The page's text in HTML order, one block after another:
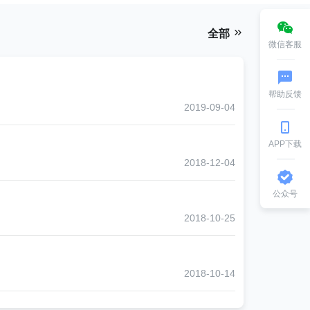
全部
2019-09-04
2018-12-04
2018-10-25
2018-10-14
微信客服
帮助反馈
APP下载
公众号